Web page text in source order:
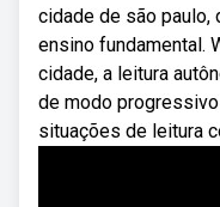
cidade de são paulo,
ensino fundamental.
cidade, a leitura
de modo
situações de leitura